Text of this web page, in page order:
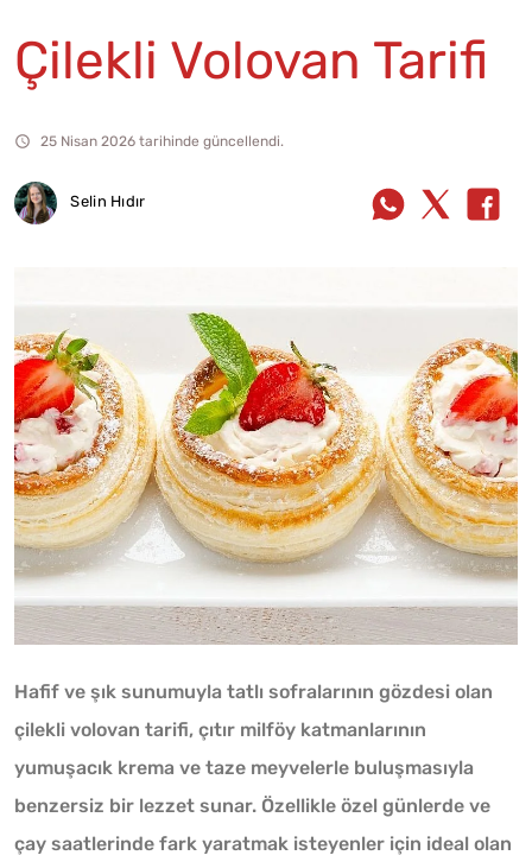
Çilekli Volovan Tarifi
25 Nisan 2026 tarihinde güncellendi.
Selin Hıdır
Hafif ve şık sunumuyla tatlı sofralarının gözdesi olan
çilekli volovan tarifi, çıtır milföy katmanlarının
yumuşacık krema ve taze meyvelerle buluşmasıyla
benzersiz bir lezzet sunar. Özellikle özel günlerde ve
çay saatlerinde fark yaratmak isteyenler için ideal olan